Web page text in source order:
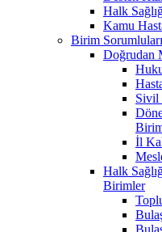
Halk
Kamu
Birim Sorumluları
Doğrudan
Sivil
İl
Halk
Birimler